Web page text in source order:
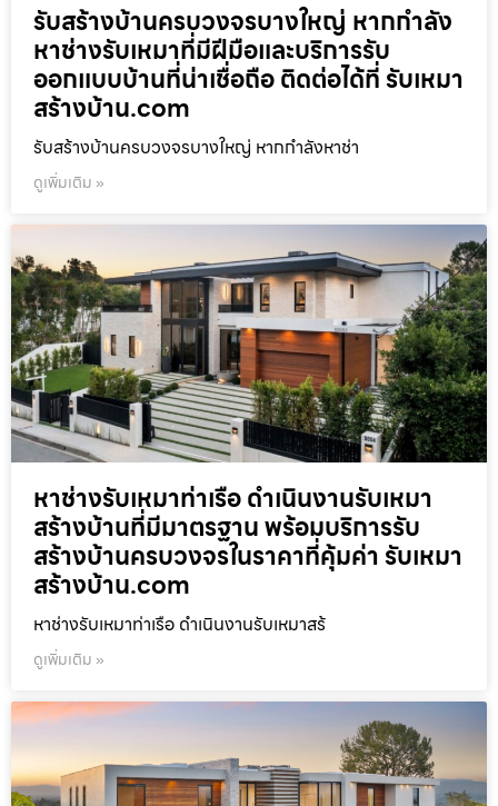
รับสร้างบ้านครบวงจรบางใหญ่ หากกำลัง
หาช่างรับเหมาที่มีฝีมือและบริการรับ
ออกแบบบ้านที่น่าเชื่อถือ ติดต่อได้ที่ รับเหมา
สร้างบ้าน.com
รับสร้างบ้านครบวงจรบางใหญ่ หากกำลังหาช่า
ดูเพิ่มเติม »
หาช่างรับเหมาท่าเรือ ดำเนินงานรับเหมา
สร้างบ้านที่มีมาตรฐาน พร้อมบริการรับ
สร้างบ้านครบวงจรในราคาที่คุ้มค่า รับเหมา
สร้างบ้าน.com
หาช่างรับเหมาท่าเรือ ดำเนินงานรับเหมาสร้
ดูเพิ่มเติม »